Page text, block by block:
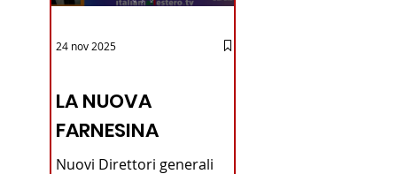
LA NUOVA
FARNESINA
Nuovi Direttori generali
24 nov 2025